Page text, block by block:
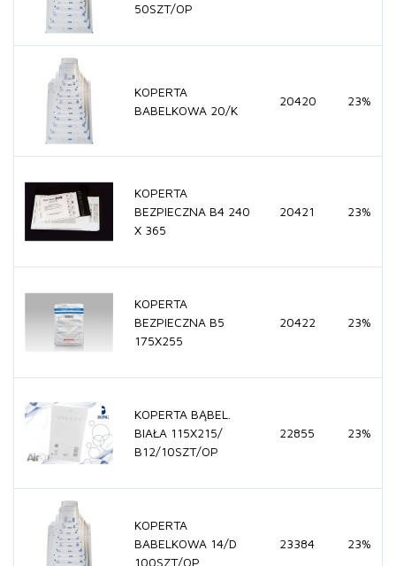
50SZT/OP
KOPERTA
BABELKOWA 20/K
20420 23%
KOPERTA
BEZPIECZNA B4 240
X 365
20421 23%
KOPERTA
BEZPIECZNA B5
175X255
20422 23%
KOPERTA BĄBEL.
BIAŁA 115X215/
B12/10SZT/OP
22855 23%
KOPERTA
BABELKOWA 14/D
100SZT/OP
23384 23%